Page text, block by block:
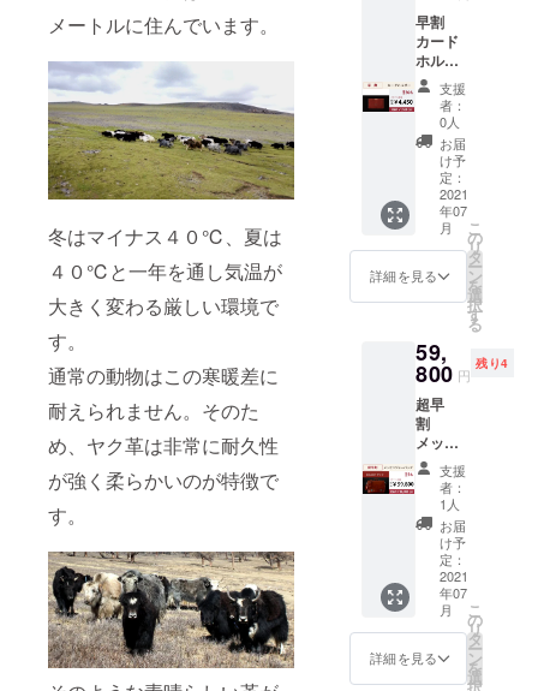
メートルに住んでいます。
冬はマイナス４０℃、夏は
４０℃と一年を通し気温が
大きく変わる厳しい環境で
す。
通常の動物はこの寒暖差に
耐えられません。そのた
め、ヤク革は非常に耐久性
が強く柔らかいのが特徴で
す。
定
￥2,020
OFF!
↓↓↓ ク
ラファ
ン限定
超早割
￥3,960
(税込) --
-----------
早割
カード
ホル
ダー×１
クラ
ファン
限定 早
￥4,450
(税込) --
-----------
--- 一般
販売予
定価格
￥5,980
(税込)
↓↓↓ 個
数限
定
￥1,530
OFF!
↓↓↓ ク
ラファ
ン限定
早割
￥4,450
(税込) --
-----------
支援
者：
0人
お届
け予
定：
2021
年07
月
詳細を見る
こ
の
リ
タ
ー
ン
を
選
択
す
る
59,
800 円
残り4
超早
割
メッセ
ン
ジャー
バッグ×
１
COLOR
：サン
ファン
限定 超
早割
￥59,80
0(税込)
支援
者：
1人
お届
け予
定：
2021
年07
月
詳細を見る
こ
の
リ
タ
ー
ン
を
選
択